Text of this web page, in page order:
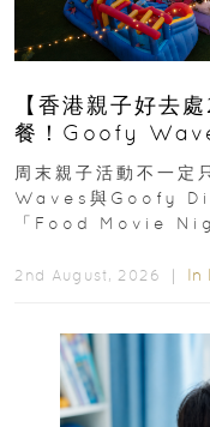
【香港親子好去
餐！Goofy
外影院逢週末登場
周末親子活動不一
Waves與Goofy
「Food Movie
2nd August, 2026 ｜ In